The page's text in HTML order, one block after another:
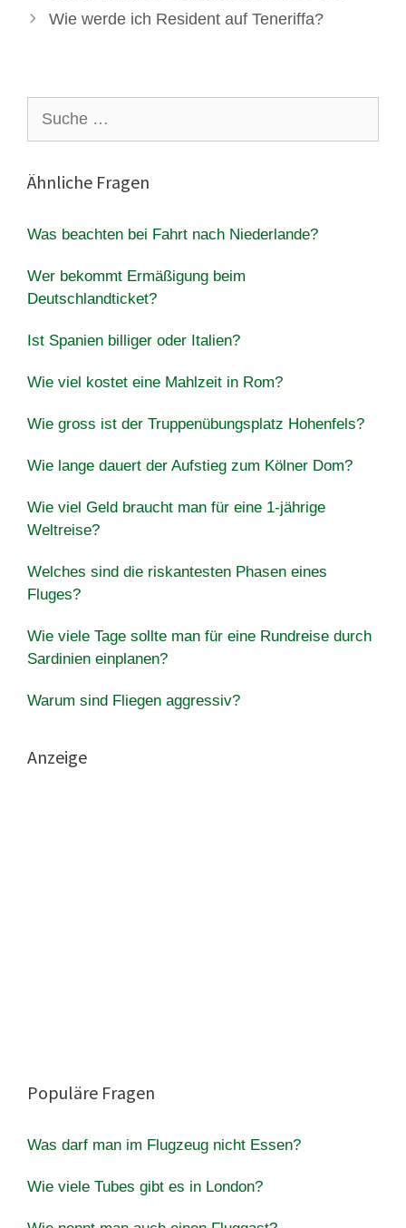
Wie werde ich Resident auf Teneriffa?
nach:
Ähnliche Fragen
Was beachten bei Fahrt nach Niederlande?
Wer bekommt Ermäßigung beim
Deutschlandticket?
Ist Spanien billiger oder Italien?
Wie viel kostet eine Mahlzeit in Rom?
Wie gross ist der Truppenübungsplatz Hohenfels?
Wie lange dauert der Aufstieg zum Kölner Dom?
Wie viel Geld braucht man für eine 1-jährige
Weltreise?
Welches sind die riskantesten Phasen eines
Fluges?
Wie viele Tage sollte man für eine Rundreise durch
Sardinien einplanen?
Warum sind Fliegen aggressiv?
Anzeige
Populäre Fragen
Was darf man im Flugzeug nicht Essen?
Wie viele Tubes gibt es in London?